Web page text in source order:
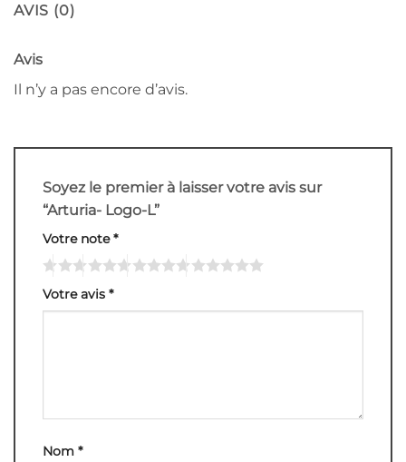
AVIS (0)
Avis
Il n’y a pas encore d’avis.
Soyez le premier à laisser votre avis sur
“Arturia- Logo-L”
Votre note*
Votre avis *
Nom *